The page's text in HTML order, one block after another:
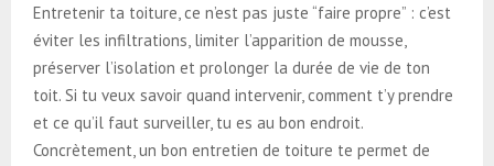
Entretenir ta toiture, ce n’est pas juste “faire propre” : c’est
éviter les infiltrations, limiter l’apparition de mousse,
préserver l’isolation et prolonger la durée de vie de ton
toit. Si tu veux savoir quand intervenir, comment t’y prendre
et ce qu’il faut surveiller, tu es au bon endroit.
Concrètement, un bon entretien de toiture te permet de